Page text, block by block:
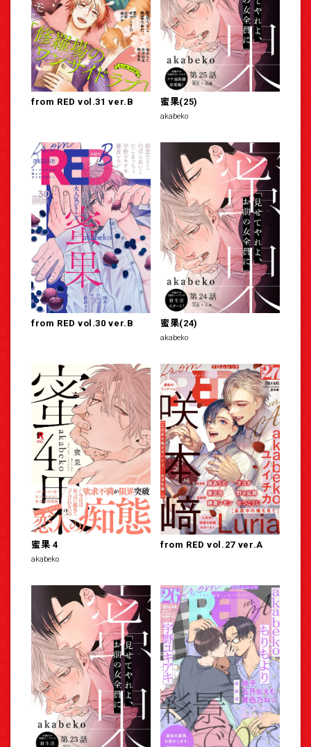
from RED vol.31 ver.B 蜜果(25)
akabeko
from RED vol.30 ver.B 蜜果(24)
akabeko
蜜果 4
akabeko
from RED vol.27 ver.A